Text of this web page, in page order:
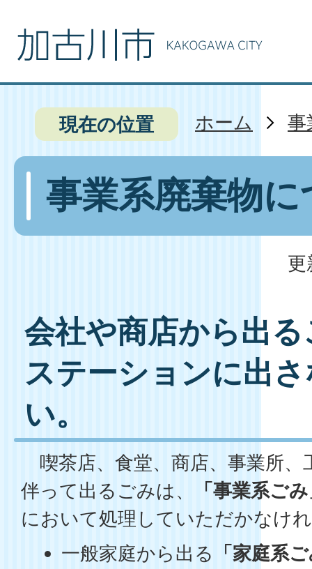
現在の位置 ホーム 事
事業系廃棄物
更
会社や商店から出
ステーションに出
い。
喫茶店、食堂、商店、事業所、
伴って出るごみは、
「事業系ご
において処理していただかなけ
一般家庭から出る
「家庭系